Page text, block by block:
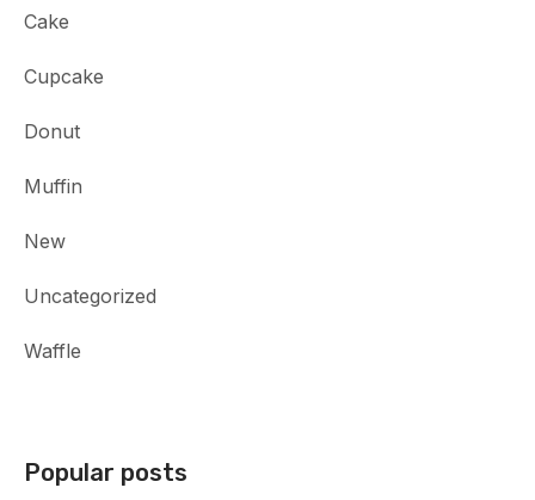
Cake
Cupcake
Donut
Muffin
New
Uncategorized
Waffle
Popular posts